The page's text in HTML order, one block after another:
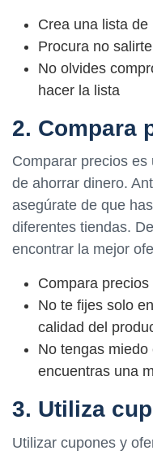
Crea una lista
Procura no
No olvides
hacer la lista
2. Compara
Comparar precios
de ahorrar dinero.
asegúrate de que
diferentes tiendas.
encontrar la mejor
Compara
No te fijes solo
calidad del
No tengas
encuentras una
3. Utiliza
Utilizar cupones y